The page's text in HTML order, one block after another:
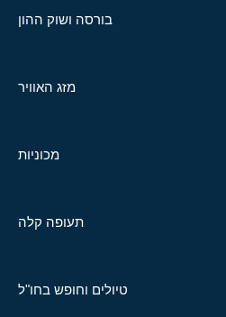
בורסה ושוק ההון
מזג האוויר
מכוניות
תעופה קלה
טיולים וחופש בחו"ל